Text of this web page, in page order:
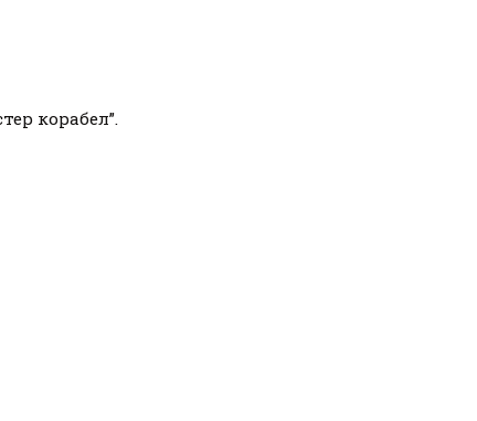
корабел”.